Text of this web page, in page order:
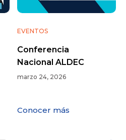
EVENTOS
Conferencia
Nacional ALDEC
marzo 24, 2026
Conocer más